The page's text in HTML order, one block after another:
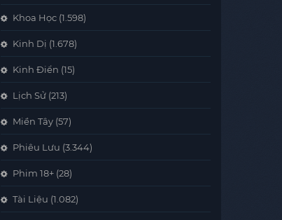
Khoa Học (1.598)
Kinh Dị (1.678)
Kinh Điển (15)
Lịch Sử (213)
Miền Tây (57)
Phiêu Lưu (3.344)
Phim 18+ (28)
Tài Liệu (1.082)